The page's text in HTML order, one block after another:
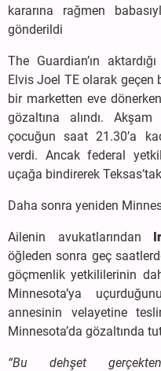
kararına rağmen
gönderildi
The Guardian’ın
Elvis Joel TE olarak geçen
bir marketten eve
gözaltına alındı.
çocuğun saat 21.30’a
verdi. Ancak federal
uçağa bindirerek
Daha sonra yeniden
Ailenin avukatlarından
öğleden sonra geç
göçmenlik yetkililerinin
Minnesota’ya
annesinin velayetine
Minnesota’da gözaltında
“Bu dehşet